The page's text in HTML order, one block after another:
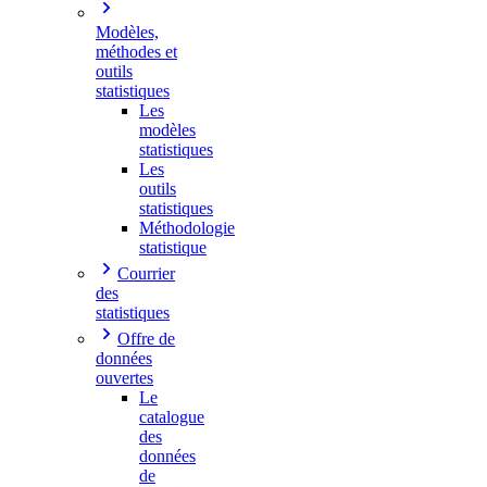
Modèles,
méthodes et
outils
statistiques
Les
modèles
statistiques
Les
outils
statistiques
Méthodologie
statistique
Courrier
des
statistiques
Offre de
données
ouvertes
Le
catalogue
des
données
de